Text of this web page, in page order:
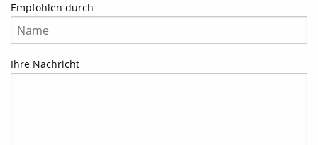
Empfohlen durch
Ihre Nachricht